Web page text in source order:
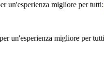
un'esperienza migliore per tutti:
un'esperienza migliore per